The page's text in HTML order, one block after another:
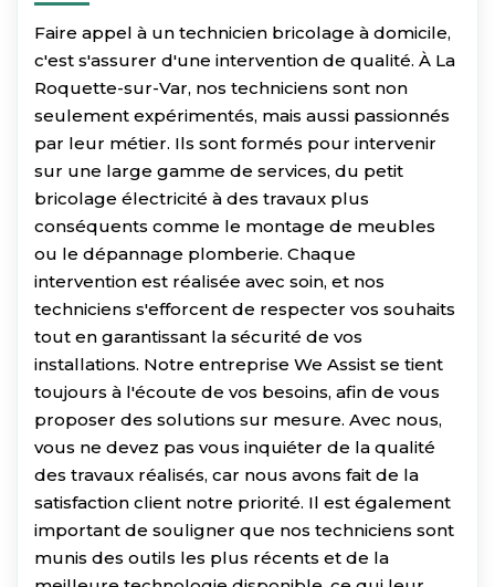
Faire appel à un technicien bricolage à domicile,
c'est s'assurer d'une intervention de qualité. À La
Roquette-sur-Var, nos techniciens sont non
seulement expérimentés, mais aussi passionnés
par leur métier. Ils sont formés pour intervenir
sur une large gamme de services, du petit
bricolage électricité à des travaux plus
conséquents comme le montage de meubles
ou le dépannage plomberie. Chaque
intervention est réalisée avec soin, et nos
techniciens s'efforcent de respecter vos souhaits
tout en garantissant la sécurité de vos
installations. Notre entreprise We Assist se tient
toujours à l'écoute de vos besoins, afin de vous
proposer des solutions sur mesure. Avec nous,
vous ne devez pas vous inquiéter de la qualité
des travaux réalisés, car nous avons fait de la
satisfaction client notre priorité. Il est également
important de souligner que nos techniciens sont
munis des outils les plus récents et de la